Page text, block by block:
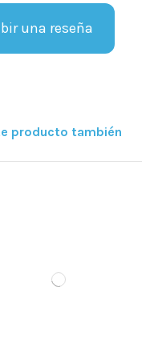
una reseña
producto también